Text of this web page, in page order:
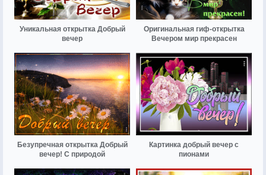
Уникальная открытка Добрый
вечер
Оригинальная гиф-открытка
Вечером мир прекрасен
Безупречная открытка Добрый
вечер! С природой
Картинка добрый вечер с
пионами